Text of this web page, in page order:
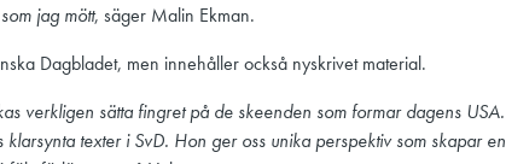
jag mött, säger Malin Ekman.
Dagbladet, men innehåller också nyskrivet material.
verkligen sätta fingret på de skeenden som formar dagens USA.
texter i SvD. Hon ger oss unika perspektiv som skapar en